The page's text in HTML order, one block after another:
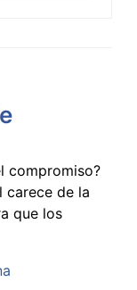
compromiso?
carece de la
que los